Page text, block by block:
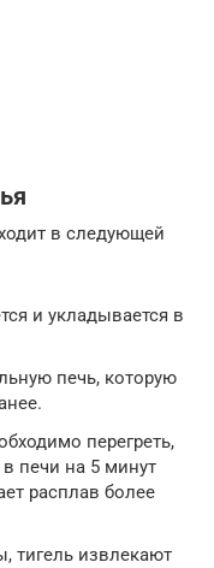
в следующей
и укладывается в
печь, которую
перегреть,
печи на 5 минут
расплав более
тигель извлекают